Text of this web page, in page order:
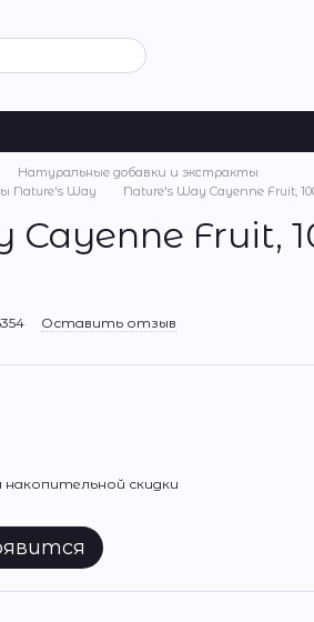
Натуральные добавки и экстракты
Nature's Way
Nature's Way Cayenne Fruit,
Cayenne Fruit,
Оставить отзыв
скидки